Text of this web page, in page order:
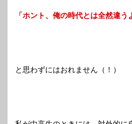
「ホント、俺の時代とは全然違う
と思わずにはおれません（！）